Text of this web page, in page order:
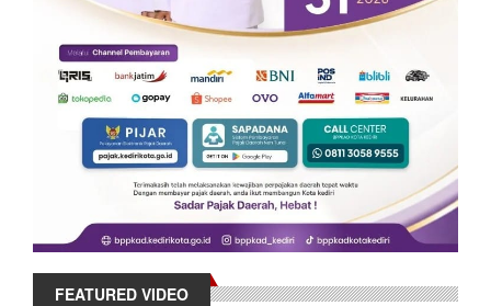
FEATURED VIDEO